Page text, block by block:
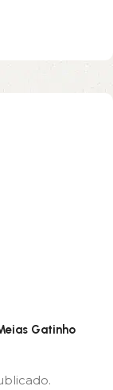
Gatinho